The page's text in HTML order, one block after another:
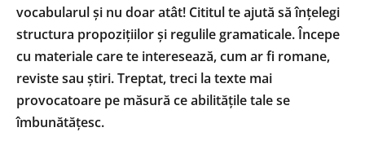
vocabularul și nu doar atât! Cititul te ajută să înțelegi
structura propozițiilor și regulile gramaticale. Începe
cu materiale care te interesează, cum ar fi romane,
reviste sau știri. Treptat, treci la texte mai
provocatoare pe măsură ce abilitățile tale se
îmbunătățesc.